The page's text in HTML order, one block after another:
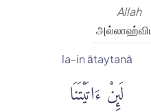
Allah
la-in ātaytanā
لَئِنْ ءَاتَيْتَنَا